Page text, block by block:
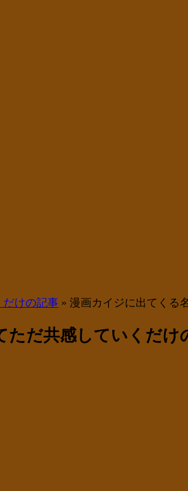
だけの記事 » 漫画カイジに出てくる
ただ共感していくだけ